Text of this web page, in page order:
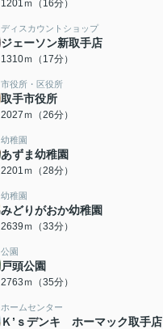
1201ｍ（16分）
ディスカウントショップ
ジェーソン新取手店
1310ｍ（17分）
市役所・区役所
取手市役所
2027ｍ（26分）
幼稚園
あずま幼稚園
2201ｍ（28分）
幼稚園
みどりがおか幼稚園
2639ｍ（33分）
公園
戸頭公園
2763ｍ（35分）
ホームセンター
Ｋ’ｓデンキ ホーマック取手店